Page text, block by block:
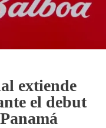
extiende
el debut